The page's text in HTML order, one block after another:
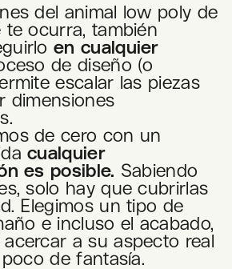
del animal low poly de
ocurra, también
en cualquier
de diseño (o
escalar las piezas
dimensiones
de cero con un
cualquier
es posible. Sabiendo
solo hay que cubrirlas
Elegimos un tipo de
e incluso el acabado,
a su aspecto real
de fantasía.